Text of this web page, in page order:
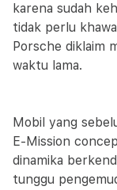
karena sudah
tidak perlu
Porsche diklaim
waktu lama.
Mobil yang
E-Mission
dinamika
tunggu